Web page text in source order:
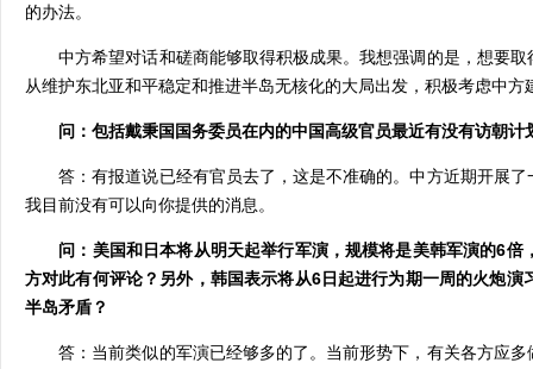
的办法。
中方希望对话和磋商能够取得积极成果。我想强调的是，想要取
从维护东北亚和平稳定和推进半岛无核化的大局出发，积极考虑中方
问：包括戴秉国国务委员在内的中国高级官员最近有没有访朝计
答：有报道说已经有官员去了，这是不准确的。中方近期开展了
我目前没有可以向你提供的消息。
问：美国和日本将从明天起举行军演，规模将是美韩军演的6倍
方对此有何评论？另外，韩国表示将从6日起进行为期一周的火炮
半岛矛盾？
答：当前类似的军演已经够多的了。当前形势下，有关各方应多